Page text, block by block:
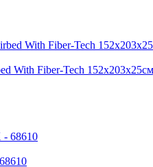
With Fiber-Tech